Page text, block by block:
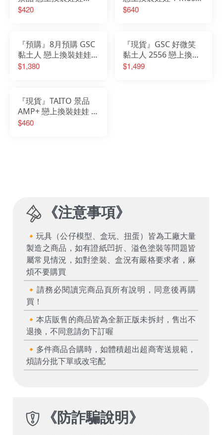
Desktop Cute公仔 乾
$420
喜多川海夢 公仔 黑江
$640
『預購』8月預購 GSC
黏土人 戀上換裝娃娃第
二季 十六夜亞理沙
$1,380
『現貨』GSC 好微笑
黏土人 2556 戀上換裝
娃娃 喜多川海夢 濕漉
$1,499
『現貨』TAITO 景品
AMP+ 戀上換裝娃娃 喜
多川海夢 黑蘿貝利亞
$460
《注意事項》
🔸玩具（公仔模型、盒玩、扭蛋）皆為工廠大量
製造之商品，如有證紙凹折、溢色塗裝等問題皆
屬常見情況，如對塗裝、盒況有嚴格要求者，麻
煩不要購買
🔸請務必閱讀完商品頁所有說明，同意後再購
買！
🔸本店販售的商品皆為全新正版未拆封，售出不
退換，不同意請勿下訂喔
🔸多件商品合購時，如體積超出超商寄送規範，
煩請分批下單或改宅配
《防詐騙說明》